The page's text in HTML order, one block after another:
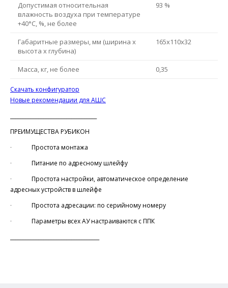
Допустимая относительная
влажность воздуха при температуре
+40°С, %, не более
93 %
Габаритные размеры, мм (ширина х
высота х глубина)
165х110х32
Масса, кг, не более 0,35
Скачать конфигуратор
Новые рекомендации для АШС
ПРЕИМУЩЕСТВА РУБИКОН
∙ Простота монтажа
∙ Питание по адресному шлейфу
∙ Простота настройки, автоматическое определение
адресных устройств в шлейфе
∙ Простота адресации: по серийному номеру
∙ Параметры всех АУ настраиваются с ППК